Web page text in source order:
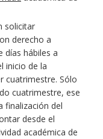
solicitar
derecho a
días hábiles a
inicio de la
cuatrimestre. Sólo
cuatrimestre, ese
finalización del
desde el
académica de